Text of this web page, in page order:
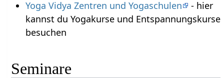
Yoga Vidya Zentren und Yogaschulen
- hier
kannst du Yogakurse und Entspannungskurse
besuchen
Seminare